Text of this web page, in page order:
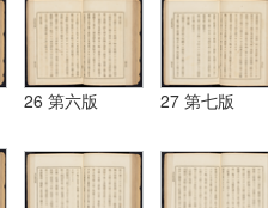
26 第六版 27 第七版